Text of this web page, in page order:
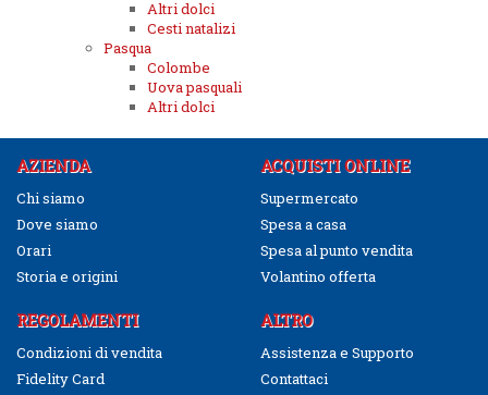
Altri dolci
Cesti natalizi
Pasqua
Colombe
Uova pasquali
Altri dolci
AZIENDA
Chi siamo
Dove siamo
Orari
Storia e origini
ACQUISTI ONLINE
Supermercato
Spesa a casa
Spesa al punto vendita
Volantino offerta
REGOLAMENTI
Condizioni di vendita
Fidelity Card
ALTRO
Assistenza e Supporto
Contattaci